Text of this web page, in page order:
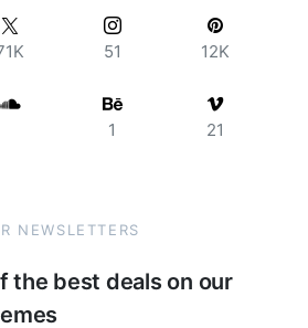
51 12K
1 21
NEWSLETTERS
the best deals on our